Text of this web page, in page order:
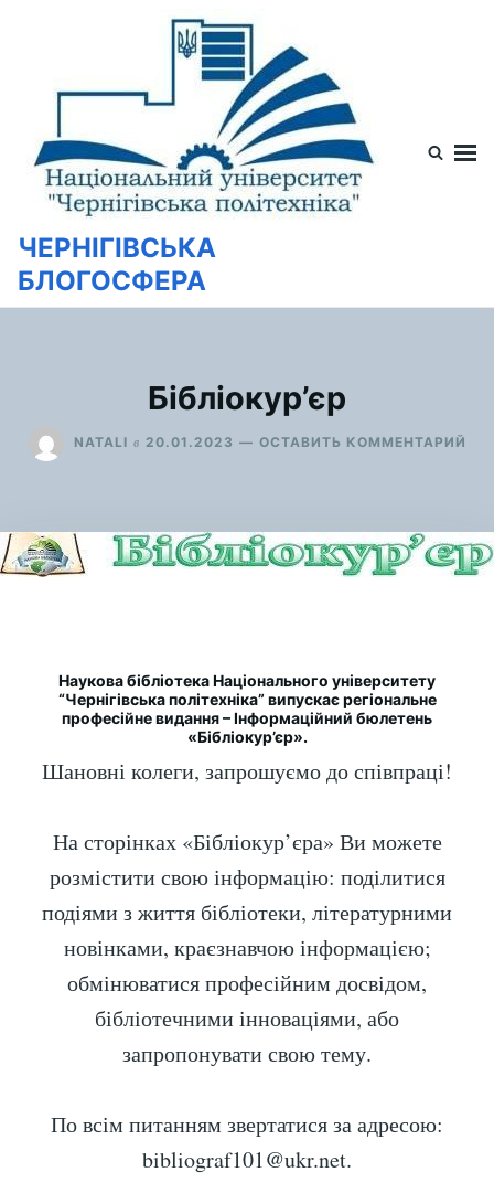
содержимому
ЧЕРНІГІВСЬКА
БЛОГОСФЕРА
Бібліокур’єр
NATALI в 20.01.2023 ОСТАВИТЬ КОММЕНТАРИЙ
Наукова бібліотека Національного університету
“Чернігівська політехніка” випускає регіональне
професійне видання – Інформаційний бюлетень
«Бібліокур’єр».
Шановні колеги, запрошуємо до співпраці!
На сторінках «Бібліокур’єра» Ви можете
розмістити свою інформацію: поділитися
подіями з життя бібліотеки, літературними
новінками, краєзнавчою інформацією;
обмінюватися професійним досвідом,
бібліотечними інноваціями, або
запропонувати свою тему.
По всім питанням звертатися за адресою:
bibliograf101@ukr.net.